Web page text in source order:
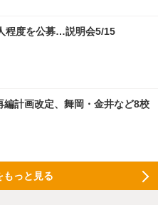
程度を公募…説明会5/15
編計画改定、舞岡・金井など8校
もっと見る